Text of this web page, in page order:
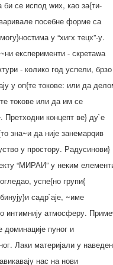
би се испод wих, као за{ти-
посебне форме са
у “хигх тецх”-у.
експерименти - скретаwа
- колико год успели, брзо
у оп{те токове: или да
токове или да им се
Претходни концепт ве} ду`е
зна~и да није занемарqив
у простору. Радусинови}
“МИРАИ” у неким
успе{но групи{
садр`аје, ~име
интимнију атмосферу.
доминације пуног и
Лаки материјали у
нас на нови